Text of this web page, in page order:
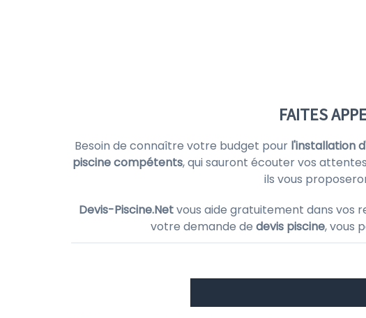
FAITES
Besoin de connaître votre budget pour l'installation
piscine compétents, qui sauront écouter vos
ils vous
Devis-Piscine.Netvous aide gratuitement dans vos
votre demande de devis piscine, vous